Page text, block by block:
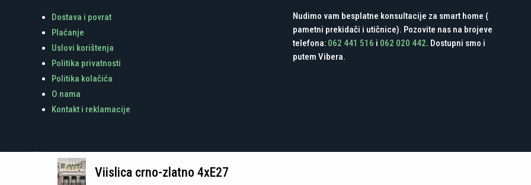
Dostava i povrat
Plaćanje
Uslovi korištenja
Politika privatnosti
Politika kolačića
O nama
Kontakt i reklamacije
Nudimo vam besplatne konsultacije za smart home (
pametni prekidači i utičnice). Pozovite nas na brojeve
telefona: 062 441 516 i 062 020 442. Dostupni smo i
putem Vibera.
Viislica crno-zlatno 4xE27